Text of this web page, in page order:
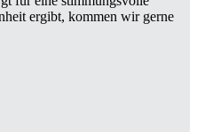
ergibt, kommen wir gerne